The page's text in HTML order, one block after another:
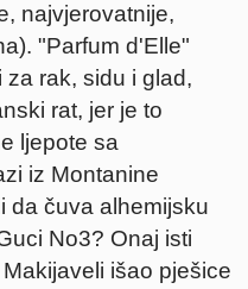
najvjerovatnije,
"Parfum d'Elle"
rak, sidu i glad,
rat, jer je to
ljepote sa
iz Montanine
da čuva alhemijsku
No3? Onaj isti
išao pješice